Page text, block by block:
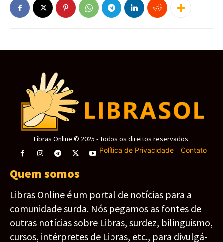
Libras Online © 2025 - Todos os direitos reservados.
Política de Privacidade- Contato
Quem somos
Libras Online é um portal de notícias para a
comunidade surda. Nós pegamos as fontes de
outras notícias sobre Libras, surdez, bilinguismo,
cursos, intérpretes de Libras, etc., para divulgá-